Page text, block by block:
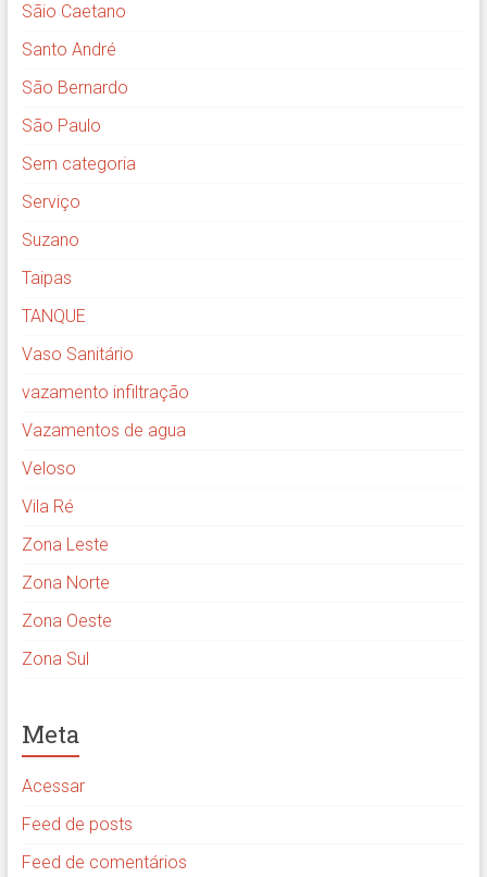
Sãio Caetano
Santo André
São Bernardo
São Paulo
Sem categoria
Serviço
Suzano
Taipas
TANQUE
Vaso Sanitário
vazamento infiltração
Vazamentos de agua
Veloso
Vila Ré
Zona Leste
Zona Norte
Zona Oeste
Zona Sul
Meta
Acessar
Feed de posts
Feed de comentários